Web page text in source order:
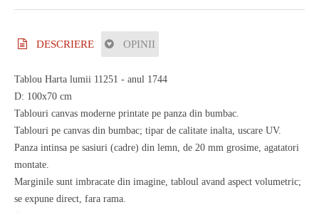
DESCRIERE OPINII
Tablou Harta lumii 11251 - anul 1744
D: 100x70 cm
Tablouri canvas moderne printate pe panza din bumbac.
Tablouri pe canvas din bumbac; tipar de calitate inalta, uscare UV.
Panza intinsa pe sasiuri (cadre) din lemn, de 20 mm grosime, agatatori
montate.
Marginile sunt imbracate din imagine, tabloul avand aspect volumetric;
se expune direct, fara rama.